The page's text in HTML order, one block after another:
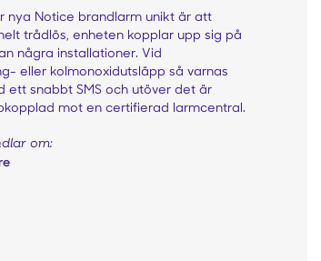
nya Notice brandlarm unikt är att
trådlös, enheten kopplar upp sig på
några installationer. Vid
eller kolmonoxidutsläpp så varnas
ett snabbt SMS och utöver det är
mot en certifierad larmcentral.
om: